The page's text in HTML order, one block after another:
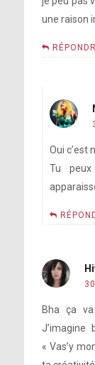
une raison
Oui c’est
Tu peux
Bha ça
« Vas’y